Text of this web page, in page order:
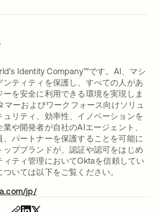
Identity Company™です。AI、マシ
ンティティを保護し、すべての人があ
ーを安全に利用できる環境を実現しま
マーおよびワークフォース向けソリュ
ュリティ、効率性、イノベーションを
や開発者が自社のAIエージェント、
、パートナーを保護することを可能に
ップブランドが、認証や認可をはじめ
ィティ管理においてOktaを信頼してい
いては以下をご覧ください。
jp/新しいタブで開く